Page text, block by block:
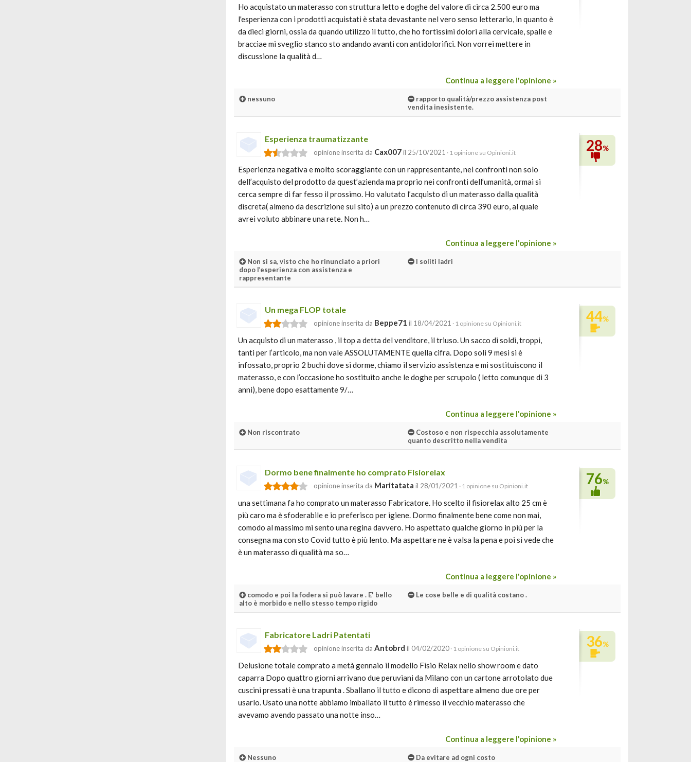
Ho acquistato un materasso con struttura letto e doghe del valore di circa 2.500 euro ma
l'esperienza con i prodotti acquistati è stata devastante nel vero senso letterario, in quanto è
da dieci giorni, ossia da quando utilizzo il tutto, che ho fortissimi dolori alla cervicale, spalle e
bracciae mi sveglio stanco sto andando avanti con antidolorifici. Non vorrei mettere in
discussione la qualità d…
Continua a leggere l'opinione »
nessuno
rapporto qualità/prezzo assistenza post
vendita inesistente.
Esperienza traumatizzante
opinione inserita da Cax007il 25/10/2021 · 1 opinione su Opinioni.it
Esperienza negativa e molto scoraggiante con un rappresentante, nei confronti non solo
dell’acquisto del prodotto da quest’azienda ma proprio nei confronti dell’umanità, ormai si
cerca sempre di far fesso il prossimo. Ho valutato l’acquisto di un materasso dalla qualità
discreta( almeno da descrizione sul sito) a un prezzo contenuto di circa 390 euro, al quale
avrei voluto abbinare una rete. Non h…
Continua a leggere l'opinione »
28%
Non si sa, visto che ho rinunciato a priori
dopo l’esperienza con assistenza e
rappresentante
I soliti ladri
Un mega FLOP totale
opinione inserita da Beppe71 il 18/04/2021 · 1 opinione su Opinioni.it
Un acquisto di un materasso , il top a detta del venditore, il triuso. Un sacco di soldi, troppi,
tanti per l’articolo, ma non vale ASSOLUTAMENTE quella cifra. Dopo soli 9 mesi si è
infossato, proprio 2 buchi dove si dorme, chiamo il servizio assistenza e mi sostituiscono il
materasso, e con l’occasione ho sostituito anche le doghe per scrupolo ( letto comunque di 3
anni), bene dopo esattamente 9/…
Continua a leggere l'opinione »
44%
Non riscontrato
Costoso e non rispecchia assolutamente
quanto descritto nella vendita
Dormo bene finalmente ho comprato Fisiorelax
opinione inserita da Maritatata il 28/01/2021 · 1 opinione su Opinioni.it
una settimana fa ho comprato un materasso Fabricatore. Ho scelto il fisiorelax alto 25 cm è
più caro ma è sfoderabile e io preferisco per igiene. Dormo finalmente bene come non mai,
comodo al massimo mi sento una regina davvero. Ho aspettato qualche giorno in più per la
consegna ma con sto Covid tutto è più lento. Ma aspettare ne è valsa la pena e poi si vede che
è un materasso di qualità ma so…
Continua a leggere l'opinione »
76%
comodo e poi la fodera si può lavare . E' bello
alto è morbido e nello stesso tempo rigido
Le cose belle e di qualità costano .
Fabricatore Ladri Patentati
opinione inserita da Antobrd il 04/02/2020 · 1 opinione su Opinioni.it
Delusione totale comprato a metà gennaio il modello Fisio Relax nello show room e dato
caparra Dopo quattro giorni arrivano due peruviani da Milano con un cartone arrotolato due
cuscini pressati è una trapunta . Sballano il tutto e dicono di aspettare almeno due ore per
usarlo. Usato una notte abbiamo imballato il tutto è rimesso il vecchio materasso che
avevamo avendo passato una notte inso…
Continua a leggere l'opinione »
36%
Nessuno Da evitare ad ogni costo